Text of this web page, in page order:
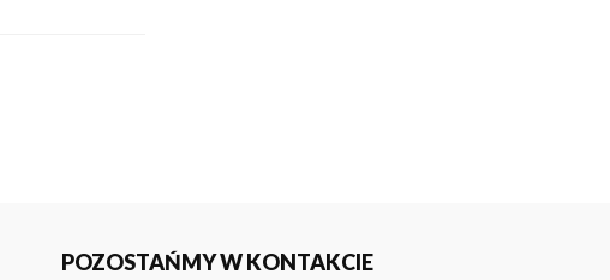
POZOSTAŃMY W KONTAKCIE